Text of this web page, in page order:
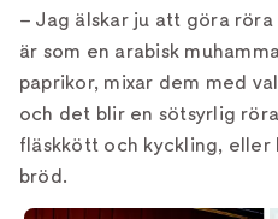
– Jag älskar ju att göra
är som en arabisk
paprikor, mixar dem med
och det blir en sötsyrlig röra
fläskkött och kyckling, eller
bröd.